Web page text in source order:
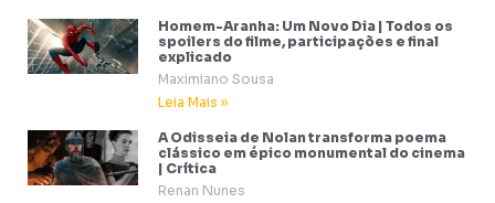
Homem-Aranha: Um Novo Dia | Todos os
spoilers do filme, participações e final
explicado
Maximiano Sousa
Leia Mais »
A Odisseia de Nolan transforma poema
clássico em épico monumental do cinema
| Crítica
Renan Nunes